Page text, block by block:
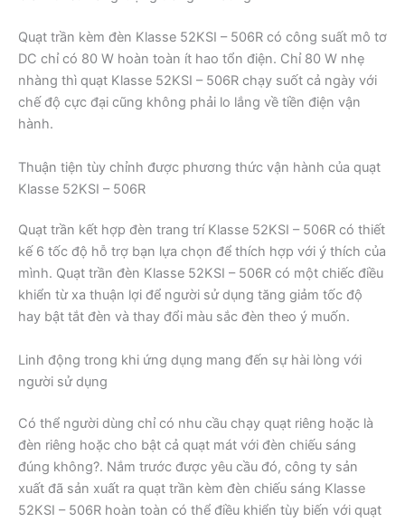
Quạt trần kèm đèn Klasse 52KSI – 506R có công suất mô tơ
DC chỉ có 80 W hoàn toàn ít hao tổn điện. Chỉ 80 W nhẹ
nhàng thì quạt Klasse 52KSI – 506R chạy suốt cả ngày với
chế độ cực đại cũng không phải lo lắng về tiền điện vận
hành.
Thuận tiện tùy chỉnh được phương thức vận hành của quạt
Klasse 52KSI – 506R
Quạt trần kết hợp đèn trang trí Klasse 52KSI – 506R có thiết
kế 6 tốc độ hỗ trợ bạn lựa chọn để thích hợp với ý thích của
mình. Quạt trần đèn Klasse 52KSI – 506R có một chiếc điều
khiển từ xa thuận lợi để người sử dụng tăng giảm tốc độ
hay bật tắt đèn và thay đổi màu sắc đèn theo ý muốn.
Linh động trong khi ứng dụng mang đến sự hài lòng với
người sử dụng
Có thể người dùng chỉ có nhu cầu chạy quạt riêng hoặc là
đèn riêng hoặc cho bật cả quạt mát với đèn chiếu sáng
đúng không?. Nắm trước được yêu cầu đó, công ty sản
xuất đã sản xuất ra quạt trần kèm đèn chiếu sáng Klasse
52KSI – 506R hoàn toàn có thể điều khiển tùy biến với quạt